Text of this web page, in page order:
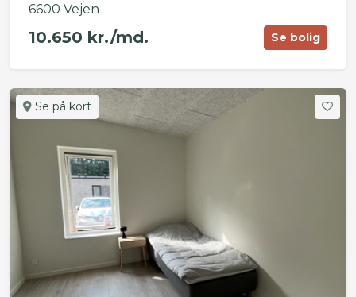
6600 Vejen
10.650 kr./md. Se bolig
Se på kort